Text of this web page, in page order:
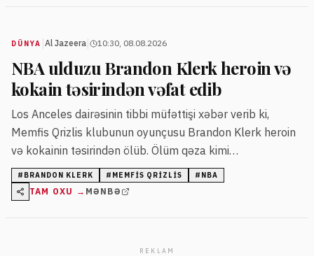
DÜNYA Al Jazeera 10:30, 08.08.2026
NBA ulduzu Brandon Klerk heroin və
kokain təsirindən vəfat edib
Los Anceles dairəsinin tibbi müfəttişi xəbər verib ki,
Memfis Qrizlis klubunun oyunçusu Brandon Klerk heroin
və kokainin təsirindən ölüb. Ölüm qəza kimi
qiymətləndirilib, dərmanların təsiri mühüm rol oynayıb.
# BRANDON KLERK # MEMFIS QRIZLIS # NBA
TAM OXU → MƏNBƏ
REKLAM